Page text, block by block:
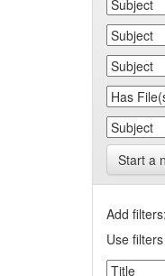
Start a
Add filters:
Use